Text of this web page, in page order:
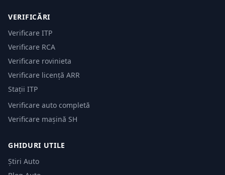
VERIFICĂRI
Verificare ITP
Verificare RCA
Verificare rovinieta
Verificare licență ARR
Stații ITP
Verificare auto completă
Verificare mașină SH
GHIDURI UTILE
Știri Auto